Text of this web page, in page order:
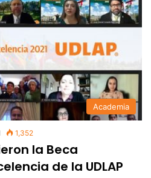
Academia
1,352
la Beca
de la UDLAP